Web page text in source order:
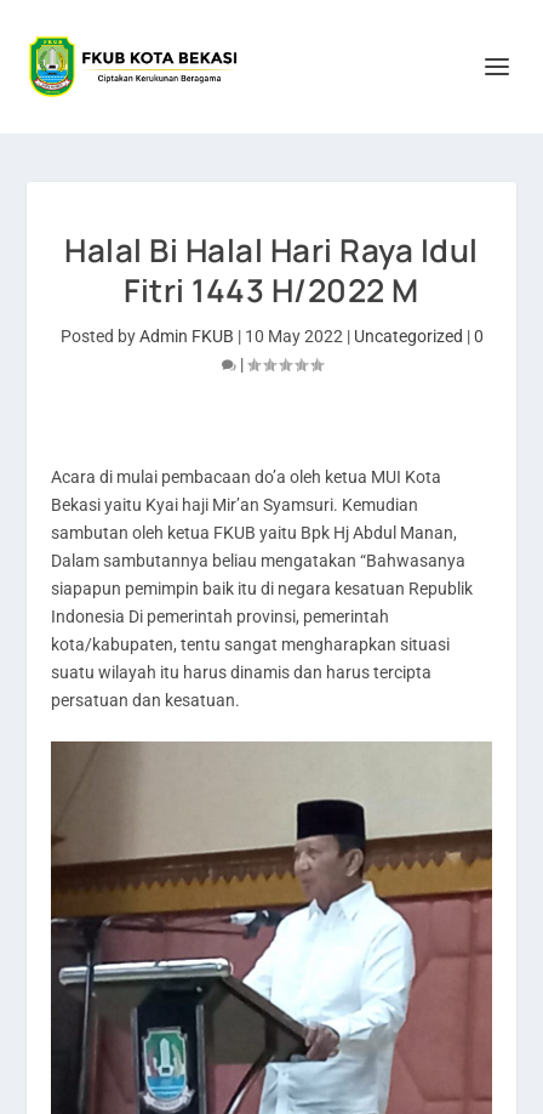
Halal Bi Halal Hari Raya Idul
Fitri 1443 H/2022 M
Posted byAdmin FKUB | 10 May 2022 | Uncategorized |0
|
Acara di mulai pembacaan do’a oleh ketua MUI Kota
Bekasi yaitu Kyai haji Mir’an Syamsuri. Kemudian
sambutan oleh ketua FKUB yaitu Bpk Hj Abdul Manan,
Dalam sambutannya beliau mengatakan “Bahwasanya
siapapun pemimpin baik itu di negara kesatuan Republik
Indonesia Di pemerintah provinsi, pemerintah
kota/kabupaten, tentu sangat mengharapkan situasi
suatu wilayah itu harus dinamis dan harus tercipta
persatuan dan kesatuan.